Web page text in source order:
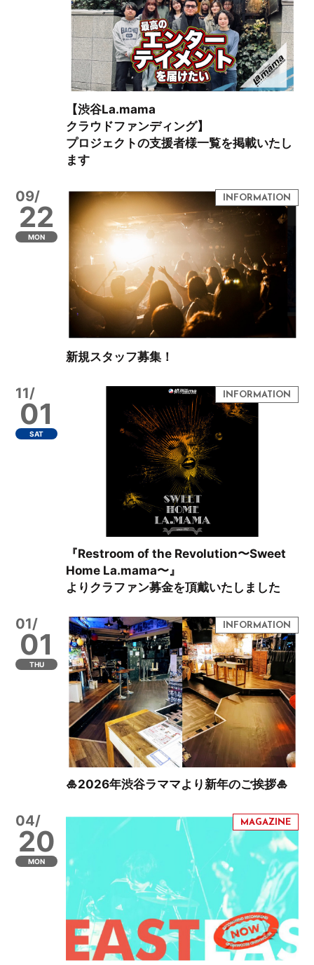
【渋谷La.mama
クラウドファンディング】
プロジェクトの支援者様一覧を掲載いたし
ます
09/
22
MON
新規スタッフ募集！
11/
01
SAT
『Restroom of the Revolution〜Sweet
Home La.mama〜』
よりクラファン募金を頂戴いたしました
01/
01
THU
🎍2026年渋谷ラママより新年のご挨拶🎍
04/
20
MON